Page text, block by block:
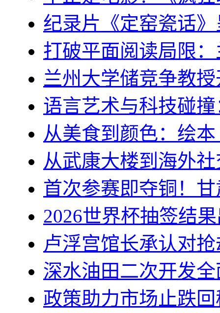
纪录片《定窑瓷话
打破平面阅读局限
兰州大学储竞争教
语言艺术与科技碰
从美食到颜色：绘
从武康大楼到海外
首次参赛即夺铜！
2026世界杯抽签结
卢浮宫馆长承认对
深水油田二次开发
政策助力市场止跌